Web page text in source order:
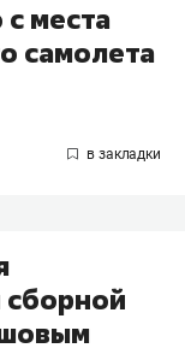
места
самолета
сборной